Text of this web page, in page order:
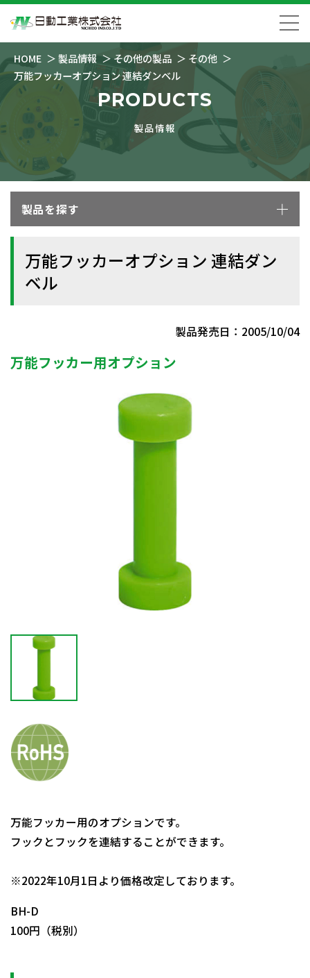
HOME 製品情報 その他の製品
その他
万能フッカーオプション 連結ダンベル
PRODUCTS
製品情報
製品を探す
万能フッカーオプション 連結ダン
ベル
製品発売日：2005/10/04
万能フッカー用オプション
万能フッカー用のオプションです。
フックとフックを連結することができます。
※2022年10月1日より価格改定しております。
BH-D
100円（税別）